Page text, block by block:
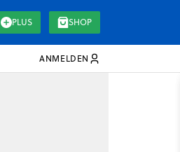
PLUS SHOP
ANMELDEN